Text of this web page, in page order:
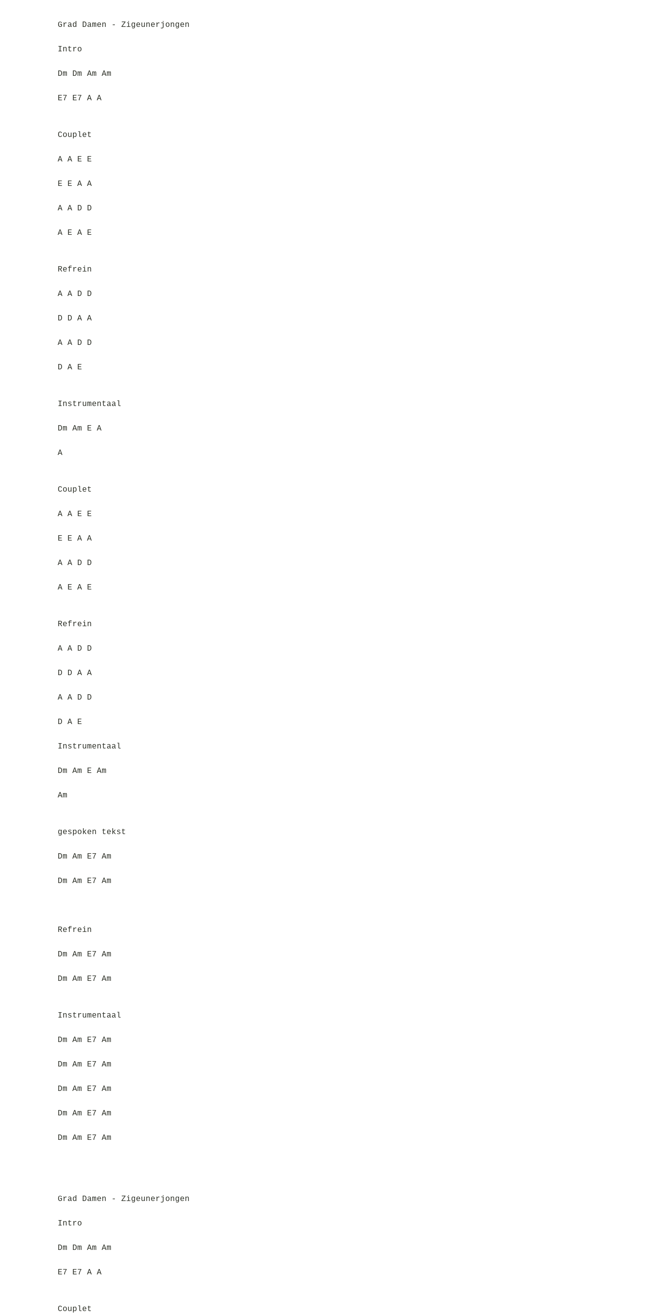
Grad Damen - Zigeunerjongen
Intro
Dm Dm Am Am
E7 E7 A A
Couplet
A A E E
E E A A
A A D D
A E A E
Refrein
A A D D
D D A A
A A D D
D A E
Instrumentaal
Dm Am E A
A
Couplet
A A E E
E E A A
A A D D
A E A E
Refrein
A A D D
D D A A
A A D D
D A E
Instrumentaal
Dm Am E Am
Am
gespoken tekst
Dm Am E7 Am
Dm Am E7 Am
Refrein
Dm Am E7 Am
Dm Am E7 Am
Instrumentaal
Dm Am E7 Am
Dm Am E7 Am
Dm Am E7 Am
Dm Am E7 Am
Dm Am E7 Am
Grad Damen - Zigeunerjongen
Intro
Dm Dm Am Am
E7 E7 A A
Couplet